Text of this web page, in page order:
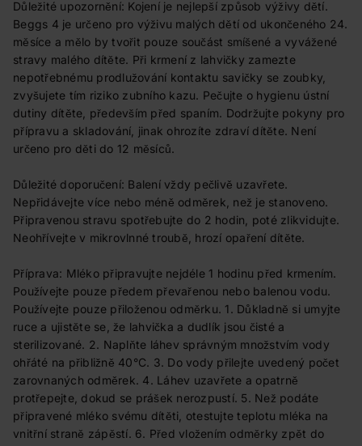
Důležité upozornění: Kojení je nejlepší způsob výživy dětí.
Beggs 4 je určeno pro výživu malých dětí od ukončeného 24.
měsíce a mělo by tvořit pouze součást smíšené a vyvážené
stravy malého dítěte. Při krmení z lahvičky zamezte
nepotřebnému prodlužování kontaktu savičky se zoubky,
zvyšujete tím riziko zubního kazu. Pečujte o hygienu ústní
dutiny dítěte, především před spaním. Dodržujte pokyny pro
přípravu a skladování, jinak ohrozíte zdraví dítěte. Není
určeno pro děti do 12 měsíců.
Důležité doporučení: Balení vždy pečlivě uzavřete.
Nepřidávejte více nebo méně odměrek, než je stanoveno.
Připravenou stravu spotřebujte do 2 hodin, poté zlikvidujte.
Neohřívejte v mikrovlnné troubě, hrozí opaření dítěte.
Příprava: Mléko připravujte nejdéle 1 hodinu před krmením.
Používejte pouze předem převařenou nebo balenou vodu.
Používejte pouze přiloženou odměrku. 1. Důkladně si umyjte
ruce a ujistěte se, že lahvička a dudlík jsou čisté a
sterilizované. 2. Naplňte láhev správným množstvím vody
ohřáté na přibližně 40°C. 3. Do vody přilejte uvedený počet
zarovnaných odměrek. 4. Láhev uzavřete a opatrně
protřepejte, dokud se prášek nerozpustí. 5. Než podáte
připravené mléko svému dítěti, otestujte teplotu mléka na
vnitřní straně zápěstí. 6. Před vložením odměrky zpět do